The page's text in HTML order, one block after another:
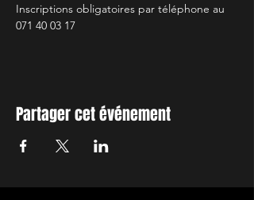
Inscriptions obligatoires par téléphone au
071 40 03 17
Partager cet événement